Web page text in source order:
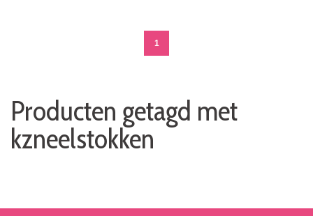
1
Producten getagd met
kzneelstokken